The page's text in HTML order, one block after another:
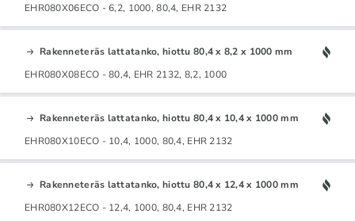
EHR080X06ECO - 6,2, 1000, 80,4, EHR 2132
Rakenneteräs lattatanko, hiottu 80,4 x 8,2 x 1000 mm
EHR080X08ECO - 80,4, EHR 2132, 8,2, 1000
Rakenneteräs lattatanko, hiottu 80,4 x 10,4 x 1000 mm
EHR080X10ECO - 10,4, 1000, 80,4, EHR 2132
Rakenneteräs lattatanko, hiottu 80,4 x 12,4 x 1000 mm
EHR080X12ECO - 12,4, 1000, 80,4, EHR 2132